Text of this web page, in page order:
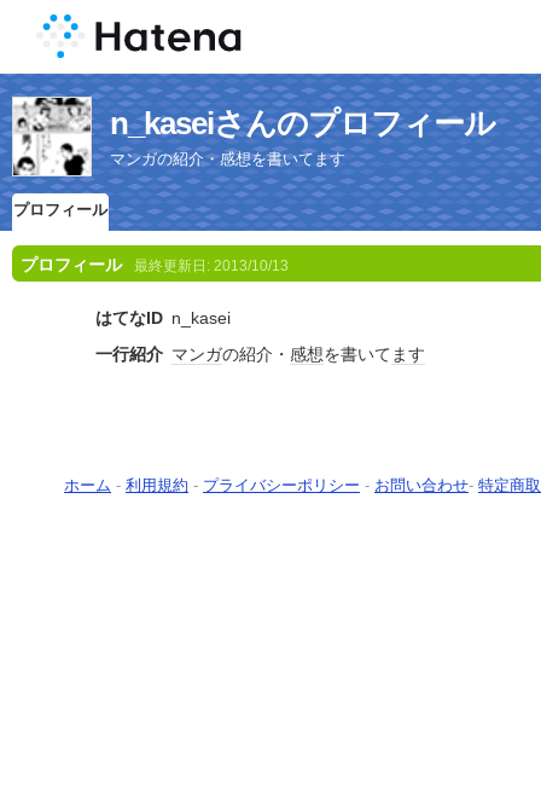
n_kaseiさんのプロフィール
マンガの紹介・感想を書いてます
プロフィール
プロフィール 最終更新日: 2013/10/13
はてなID n_kasei
一行紹介 マンガの紹介・ 感想を書いてます
ホーム - 利用規約 - プライバシーポリシー - お問い合わせ- 特定商